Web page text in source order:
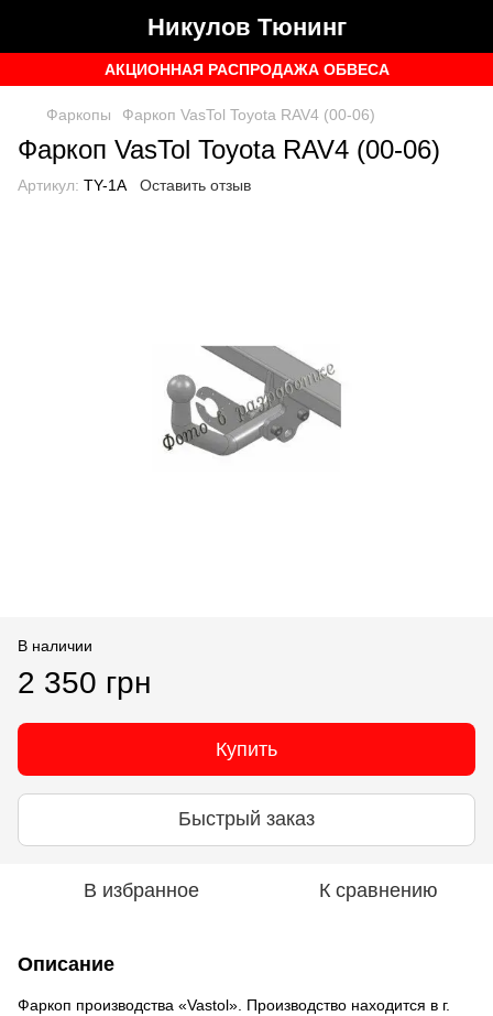
Никулов Тюнинг
АКЦИОННАЯ РАСПРОДАЖА ОБВЕСА
Фаркопы Фаркоп VasTol Toyota RAV4 (00-06)
Фаркоп VasTol Toyota RAV4 (00-06)
Артикул: TY-1A Оставить отзыв
В наличии
2 350 грн
Купить
Быстрый заказ
В избранное К сравнению
Описание
Фаркоп производства «Vastol». Производство находится в г.